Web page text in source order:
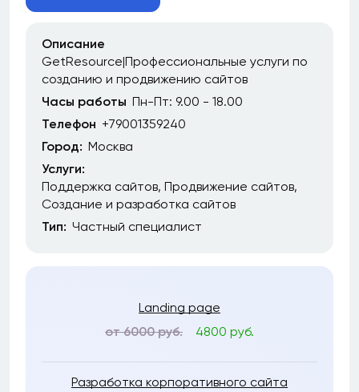
Описание
GetResource|Профессиональные услуги по
созданию и продвижению сайтов
Часы работы Пн-Пт: 9.00 - 18.00
Телефон +79001359240
Город: Москва
Услуги:
Поддержка сайтов Продвижение сайтов
Создание и разработка сайтов
Тип: Частный специалист
Landing page
от 6000 руб.
4800 руб.
Разработка корпоративного сайта